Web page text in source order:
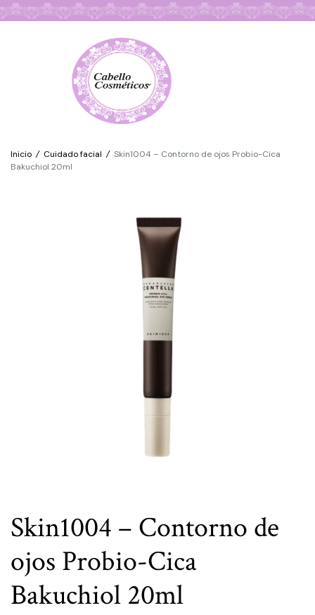
Inicio / Cuidado facial / Skin1004 – Contorno de ojos Probio-Cica
Bakuchiol 20ml
Skin1004 – Contorno de
ojos Probio-Cica
Bakuchiol 20ml